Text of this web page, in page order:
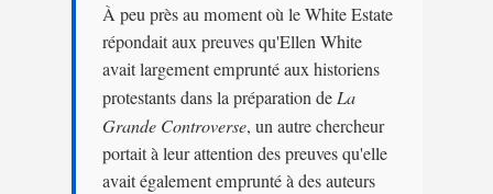
À peu près au moment où le White Estate
répondait aux preuves qu'Ellen White
avait largement emprunté aux historiens
protestants dans la préparation de La
Grande Controverse, un autre chercheur
portait à leur attention des preuves qu'elle
avait également emprunté à des auteurs